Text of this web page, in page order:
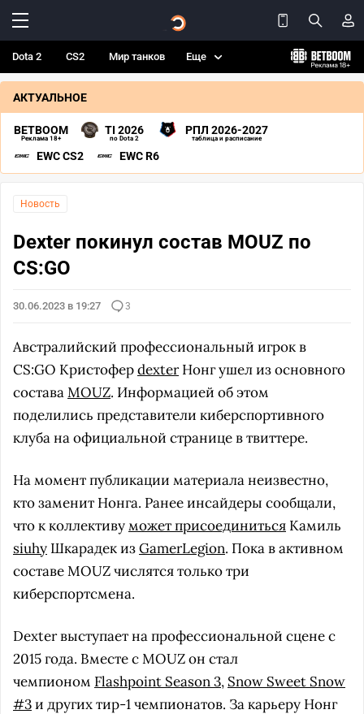
Dota 2 CS2 Мир танков Еще
АКТУАЛЬНОЕ
BETBOOM
Реклама 18+
TI 2026
по Dota 2
РПЛ 2026-2027
таблица и расписание
EWC CS2 EWC R6
Новость
Dexter покинул состав MOUZ по
CS:GO
30.06.2023 в 19:27 3
Австралийский профессиональный игрок в
CS:GO КристоферdexterНонг ушел из основного
составаMOUZ. Информацией об этом
поделились представители киберспортивного
клуба на официальной странице в твиттере.
На момент публикации материала неизвестно,
кто заменит Нонга. Ранее инсайдеры сообщали,
что к коллективуможет присоединиться Камиль
siuhy Шкарадек изGamerLegion. Пока в активном
составе MOUZ числятся только три
киберспортсмена.
Dexter выступает на профессиональной сцене с
2015 года. Вместе с MOUZ он стал
чемпионом Flashpoint Season 3, Snow Sweet Snow
#3и других тир-1 чемпионатов. За карьеру Нонг